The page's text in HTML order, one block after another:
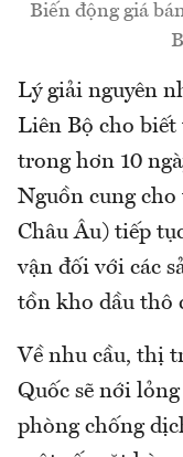
Biến động giá
Lý giải nguyên
Liên Bộ cho
trong hơn 10
Nguồn cung
Châu Âu) tiếp
vận đối với các
tồn kho dầu thô
Về nhu cầu, thị
Quốc sẽ nới
phòng chống